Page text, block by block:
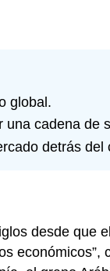
global.
una cadena de
detrás
desde que